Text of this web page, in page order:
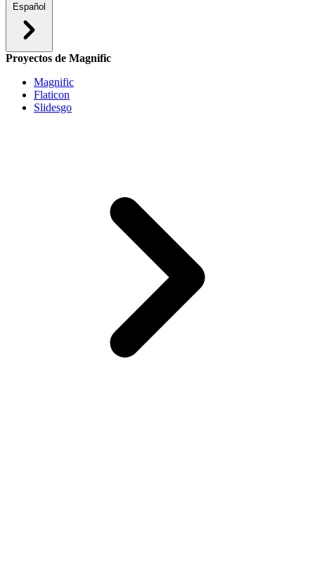
Español
Proyectos de Magnific
Magnific
Flaticon
Slidesgo